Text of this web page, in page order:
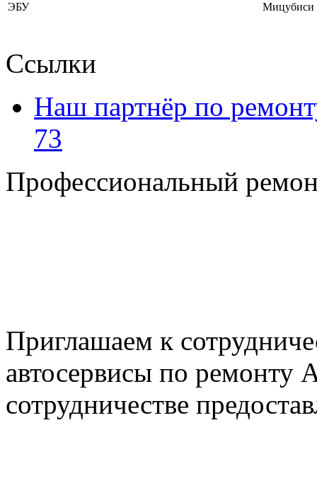
ЭБУ
Мицубиси
Ссылки
Наш партнёр по
73
Профессиональный
Приглашаем к
автосервисы по
сотрудничестве